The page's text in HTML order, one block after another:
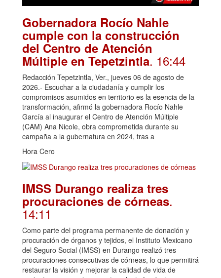
Gobernadora Rocío Nahle
cumple con la construcción
del Centro de Atención
Múltiple en Tepetzintla. 16:44
Redacción Tepetzintla, Ver., jueves 06 de agosto de
2026.- Escuchar a la ciudadanía y cumplir los
compromisos asumidos en territorio es la esencia de la
transformación, afirmó la gobernadora Rocío Nahle
García al inaugurar el Centro de Atención Múltiple
(CAM) Ana Nicole, obra comprometida durante su
campaña a la gubernatura en 2024, tras a
Hora Cero
IMSS Durango realiza tres
procuraciones de córneas.
14:11
Como parte del programa permanente de donación y
procuración de órganos y tejidos, el Instituto Mexicano
del Seguro Social (IMSS) en Durango realizó tres
procuraciones consecutivas de córneas, lo que permitirá
restaurar la visión y mejorar la calidad de vida de